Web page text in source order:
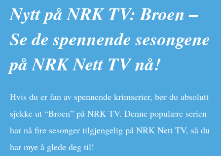
Nytt på NRK TV: Broen –
Se de spennende sesongene
på NRK Nett TV nå!
Hvis du er fan av spennende krimserier, bør du absolutt
sjekke ut “Broen” på NRK TV. Denne populære serien
har nå fire sesonger tilgjengelig på NRK Nett TV, så du
har mye å glede deg til!